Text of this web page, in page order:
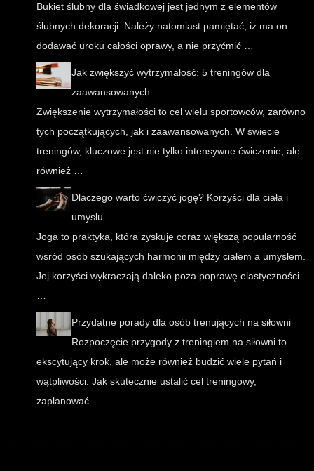
Bukiet ślubny dla świadkowej jest jednym z elementów
ślubnych dekoracji. Należy natomiast pamiętać, iż ma on
dodawać uroku całości oprawy, a nie przyćmić …
Jak zwiększyć wytrzymałość: 5 treningów dla
zaawansowanych
Zwiększenie wytrzymałości to cel wielu sportowców, zarówno
tych początkujących, jak i zaawansowanych. W świecie
treningów, kluczowe jest nie tylko intensywne ćwiczenie, ale
również …
Dlaczego warto ćwiczyć jogę? Korzyści dla ciała i
umysłu
Joga to praktyka, która zyskuje coraz większą popularność
wśród osób szukających harmonii między ciałem a umysłem.
Jej korzyści wykraczają daleko poza poprawę elastyczności
…
Przydatne porady dla osób trenujących na siłowni
Rozpoczęcie przygody z treningiem na siłowni to
ekscytujący krok, ale może również budzić wiele pytań i
wątpliwości. Jak skutecznie ustalić cel treningowy,
zaplanować …